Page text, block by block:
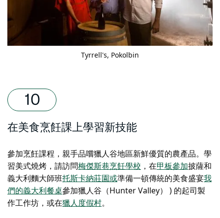
Tyrrell's, Pokolbin
在美食烹飪課上學習新技能
參加烹飪課程，親手品嚐獵人谷地區新鮮優質的農產品。學
習美式燒烤，請訪問梅傑斯巷烹飪學校 ，在甲板參加披薩和
義大利麵大師班托斯卡納莊園或準備一頓傳統的美食盛宴我
們的義大利餐桌參加獵人谷（Hunter Valley） ) 的起司製
作工作坊，或在獵人度假村。